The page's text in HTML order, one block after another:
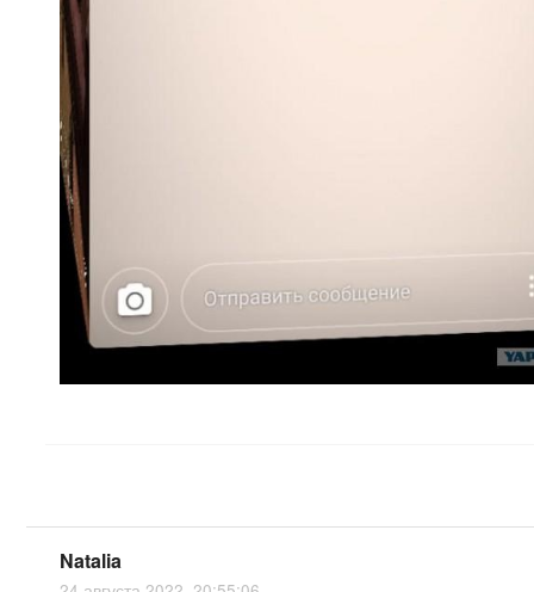
Natalia